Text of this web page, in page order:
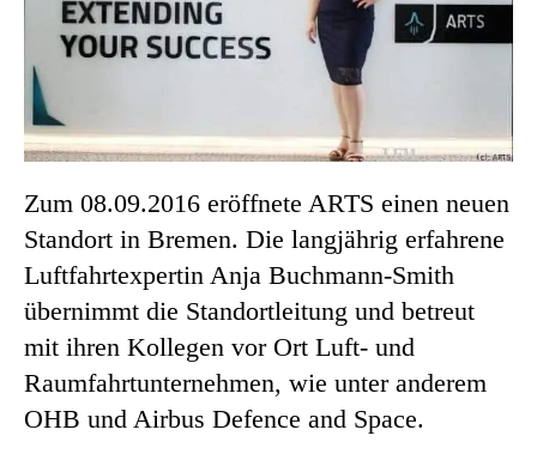
Zum 08.09.2016 eröffnete ARTS einen neuen
Standort in Bremen. Die langjährig erfahrene
Luftfahrtexpertin Anja Buchmann-Smith
übernimmt die Standortleitung und betreut
mit ihren Kollegen vor Ort Luft- und
Raumfahrtunternehmen, wie unter anderem
OHB und Airbus Defence and Space.